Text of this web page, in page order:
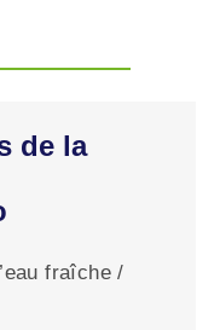
de la
fraîche /